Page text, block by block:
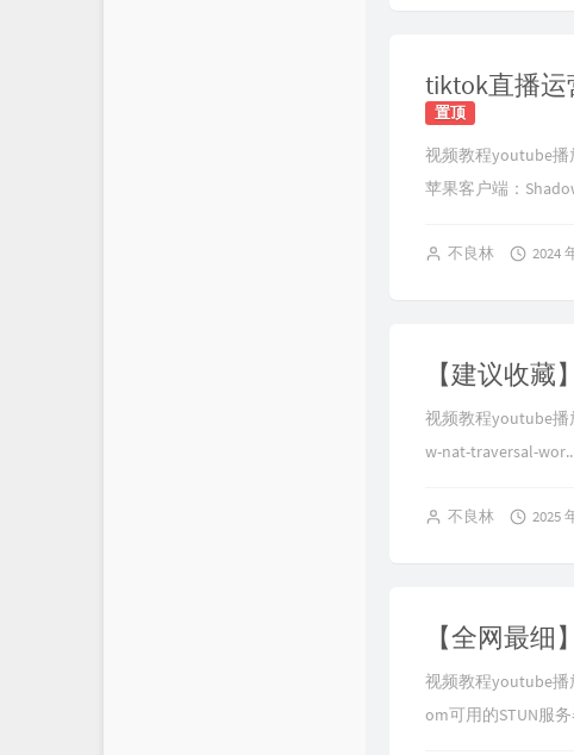
置顶
视频教程youtube播
苹果客户端：
不良林 2024
视频教程youtube
w-nat-traversal-
不良林 2025
视频教程youtube播
om可用的STUN服